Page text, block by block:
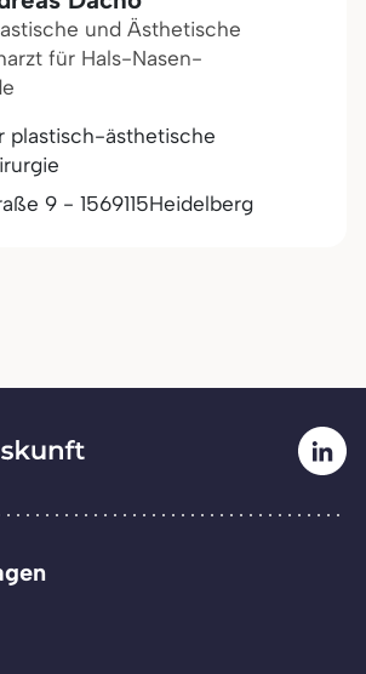
und Ästhetische
für Hals-Nasen-
plastisch-ästhetische
9 - 1569115Heidelberg